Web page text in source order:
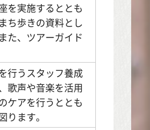
を実施するととも
ち歩きの資料とし
た、ツアーガイド
行うスタッフ養成
歌声や音楽を活用
ケアを行うととも
ります。